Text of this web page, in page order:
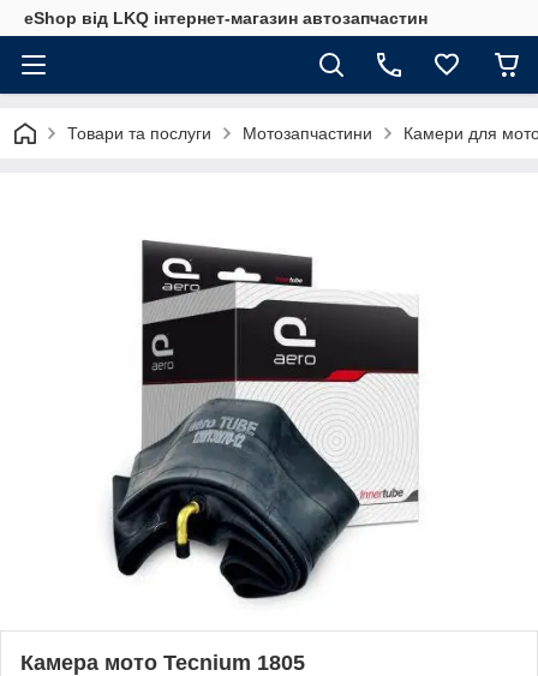
eShop від LKQ інтернет-магазин автозапчастин
Товари та послуги Мотозапчастини Камери для
Камера мото Tecnium 1805